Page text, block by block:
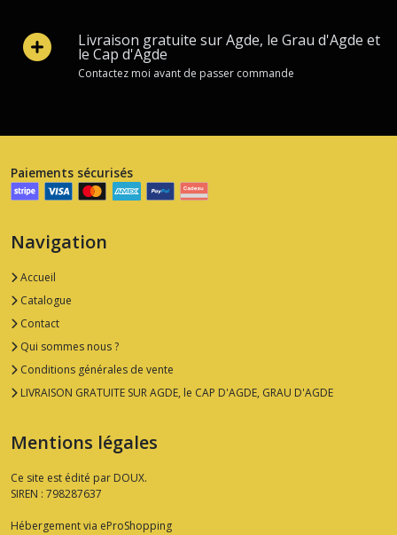
Livraison gratuite sur Agde, le Grau d'Agde et
le Cap d'Agde
Contactez moi avant de passer commande
Paiements sécurisés
Navigation
Accueil
Catalogue
Contact
Qui sommes nous ?
Conditions générales de vente
LIVRAISON GRATUITE SUR AGDE, le CAP D'AGDE, GRAU D'AGDE
Mentions légales
Ce site est édité par DOUX.
SIREN : 798287637
Hébergement via eProShopping